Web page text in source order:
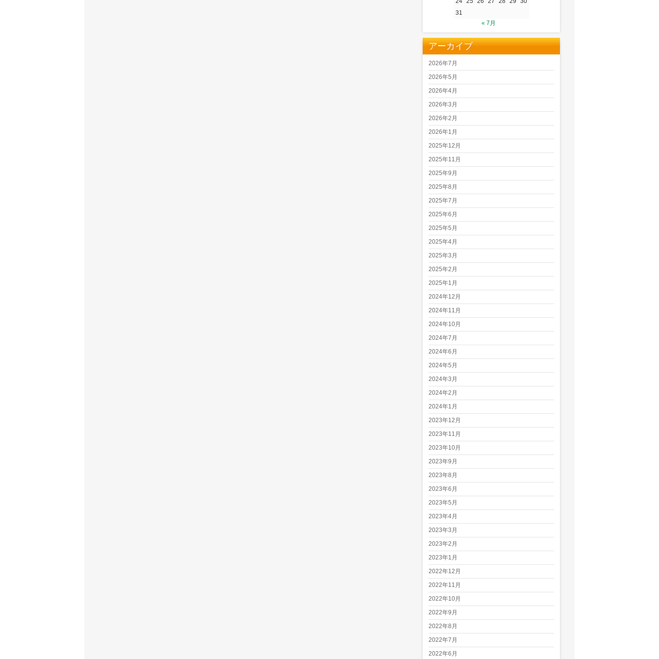
31
« 7月
アーカイブ
2026年7月
2026年5月
2026年4月
2026年3月
2026年2月
2026年1月
2025年12月
2025年11月
2025年9月
2025年8月
2025年7月
2025年6月
2025年5月
2025年4月
2025年3月
2025年2月
2025年1月
2024年12月
2024年11月
2024年10月
2024年7月
2024年6月
2024年5月
2024年3月
2024年2月
2024年1月
2023年12月
2023年11月
2023年10月
2023年9月
2023年8月
2023年6月
2023年5月
2023年4月
2023年3月
2023年2月
2023年1月
2022年12月
2022年11月
2022年10月
2022年9月
2022年8月
2022年7月
2022年6月